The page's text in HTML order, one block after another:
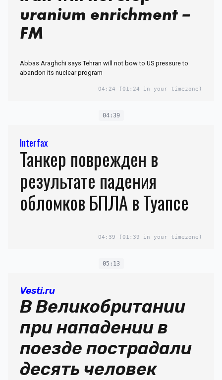
uranium enrichment –
FM
Abbas Araghchi says Tehran will not bow to US pressure to
abandon its nuclear program
04:24 (01:24 in your timezone)
04:39
Interfax
Танкер поврежден в
результате падения
обломков БПЛА в Туапсе
04:39 (01:39 in your timezone)
05:13
Vesti.ru
В Великобритании
при нападении в
поезде пострадали
десять человек